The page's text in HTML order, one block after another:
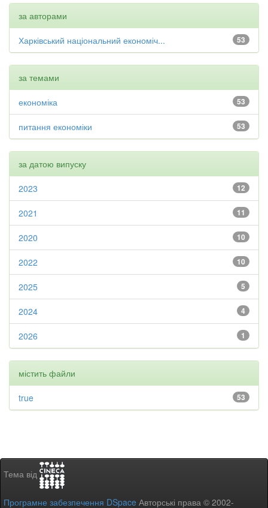
за авторами
53
Харківський національний економіч...
за темами
53
економіка
53
питання економіки
за датою випуску
12
2023
11
2021
10
2020
10
2022
5
2025
4
2024
1
2026
містить файли
53
true
Тема від
Програмне забезпечення DSpace Авторські права © 2002-